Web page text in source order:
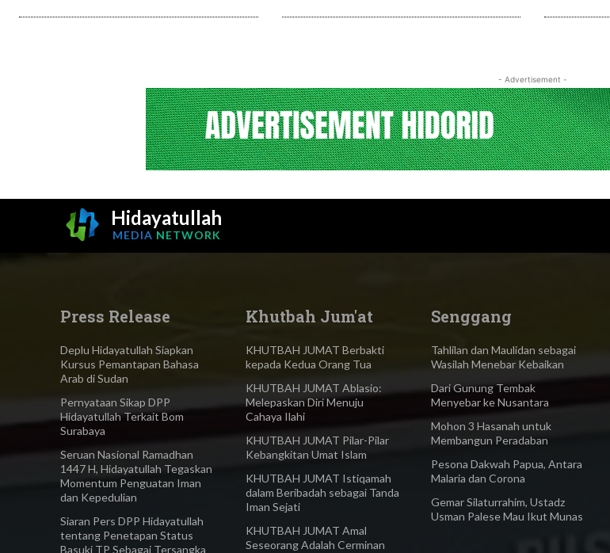
- Advertisement -
Hidayatullah
MEDIA NETWORK
Press Release
Deplu Hidayatullah Siapkan
Kursus Pemantapan Bahasa
Arab di Sudan
Pernyataan Sikap DPP
Hidayatullah Terkait Bom
Surabaya
Seruan Nasional Ramadhan
1447 H, Hidayatullah Tegaskan
Momentum Penguatan Iman
dan Kepedulian
Siaran Pers DPP Hidayatullah
tentang Penetapan Status
Basuki TP Sebagai Tersangka
Khutbah Jum'at
KHUTBAH JUMAT Berbakti
kepada Kedua Orang Tua
KHUTBAH JUMAT Ablasio:
Melepaskan Diri Menuju
Cahaya Ilahi
KHUTBAH JUMAT Pilar-Pilar
Kebangkitan Umat Islam
KHUTBAH JUMAT Istiqamah
dalam Beribadah sebagai Tanda
Iman Sejati
KHUTBAH JUMAT Amal
Seseorang Adalah Cerminan
Senggang
Tahlilan dan Maulidan sebagai
Wasilah Menebar Kebaikan
Dari Gunung Tembak
Menyebar ke Nusantara
Mohon 3 Hasanah untuk
Membangun Peradaban
Pesona Dakwah Papua, Antara
Malaria dan Corona
Gemar Silaturrahim, Ustadz
Usman Palese Mau Ikut Munas